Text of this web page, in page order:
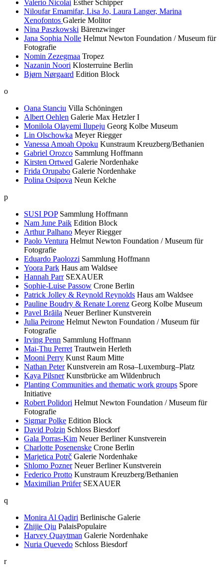
Valerio Nicolai Esther Schipper
Niloufar Emamifar, Lisa Jo, Laura Langer, Marina
Xenofontos Galerie Molitor
Nina Paszkowski Bärenzwinger
Jana Sophia Nolle Helmut Newton Foundation / Museum für
Fotografie
Nomin Zezegmaa Tropez
Nazanin Noori Klosterruine Berlin
Bjørn Nørgaard Edition Block
o
Oana Stanciu Villa Schöningen
Albert Oehlen Galerie Max Hetzler I
Monilola Olayemi Ilupeju Georg Kolbe Museum
Lin Olschowka Meyer Riegger
Vanessa Amoah Opoku Kunstraum Kreuzberg/Bethanien
Gabriel Orozco Sammlung Hoffmann
Kirsten Ortwed Galerie Nordenhake
Frida Orupabo Galerie Nordenhake
Polina Osipova Neun Kelche
p
SUSI POP Sammlung Hoffmann
Nam June Paik Edition Block
Arthur Palhano Meyer Riegger
Paolo Ventura Helmut Newton Foundation / Museum für
Fotografie
Eduardo Paolozzi Sammlung Hoffmann
Yoora Park Haus am Waldsee
Hannah Parr SEXAUER
Sophie-Luise Passow Crone Berlin
Patrick Jolley & Reynold Reynolds Haus am Waldsee
Pauline Boudry & Renate Lorenz Georg Kolbe Museum
Pavel Brăila Neuer Berliner Kunstverein
Julia Peirone Helmut Newton Foundation / Museum für
Fotografie
Irving Penn Sammlung Hoffmann
Mai-Thu Perret Trautwein Herleth
Mooni Perry Kunst Raum Mitte
Nathan Peter Kunstverein am Rosa–Luxemburg–Platz
Kaya Pilsner Kunstbrücke am Wildenbruch
Planting Communities and thematic work groups Spore
Initiative
Robert Polidori Helmut Newton Foundation / Museum für
Fotografie
Sigmar Polke Edition Block
David Polzin Schloss Biesdorf
Gala Porras-Kim Neuer Berliner Kunstverein
Charlotte Posenenske Crone Berlin
Marjetica Potrč Galerie Nordenhake
Shlomo Pozner Neuer Berliner Kunstverein
Federico Protto Kunstraum Kreuzberg/Bethanien
Maximilian Prüfer SEXAUER
q
Monira Al Qadiri Berlinische Galerie
Zhijie Qiu PalaisPopulaire
Harvey Quaytman Galerie Nordenhake
Nuria Quevedo Schloss Biesdorf
r